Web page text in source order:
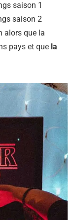
saison 1
saison 2
alors que la
pays et que la